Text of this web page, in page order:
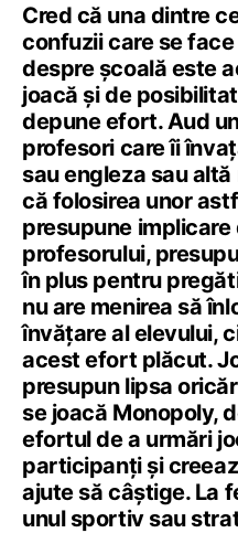
Cred că una dintre
confuzii care se
despre şcoală este
joacă şi de
depune efort. Aud
profesori care îi
sau engleza sau
că folosirea unor
presupune
profesorului,
în plus pentru
nu are menirea să
învăţare al elevului,
acest efort plăcut.
presupun lipsa
se joacă Monopoly,
efortul de a urmări
participanţi şi
ajute să câştige. La
unul sportiv sau